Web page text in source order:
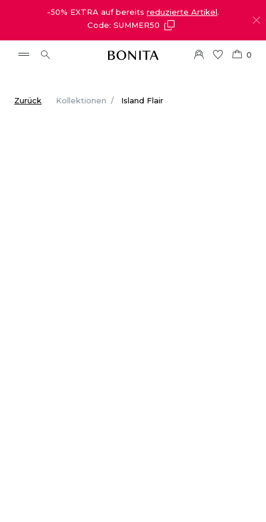
-50% EXTRA auf bereits reduzierte Artikel.
Code: SUMMER50
0
Zurück Kollektionen Island Flair